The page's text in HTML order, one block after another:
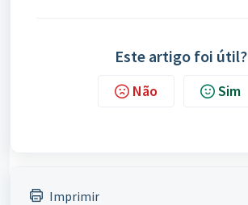
Este artigo foi útil?
Não Sim
Imprimir